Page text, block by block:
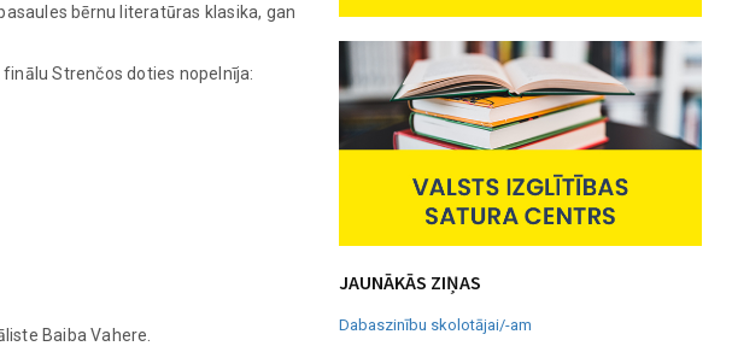
bērnu literatūras klasika, gan
Strenčos doties nopelnīja:
Baiba Vahere.
JAUNĀKĀS ZIŅAS
Dabaszinību skolotājai/-am